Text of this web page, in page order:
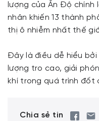
lượng của Ấn Độ chính
nhân khiến 13 thành
thị ô nhiễm nhất thế
Đây là điều dễ hiểu
lượng tro cao, giải
khí trong quá trình đốt
Chia sẻ tin